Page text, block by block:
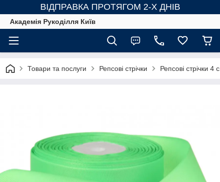
ВІДПРАВКА ПРОТЯГОМ 2-Х ДНІВ
Академія Рукоділля Київ
Товари та послуги Репсові стрічки Репсові стрічки 4